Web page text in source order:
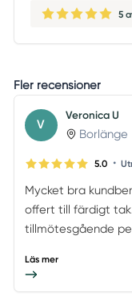
5
Fler recensioner
V
Veronica U
Borlänge
5.0 •
Mycket bra
offert till färdigt
tillmötesgående
Läs mer